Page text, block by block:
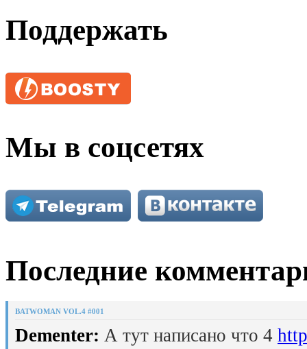
Поддержать
Мы в соцсетях
Последние
BATWOMAN VOL.4 #001
Dementer: А тут написано что 4